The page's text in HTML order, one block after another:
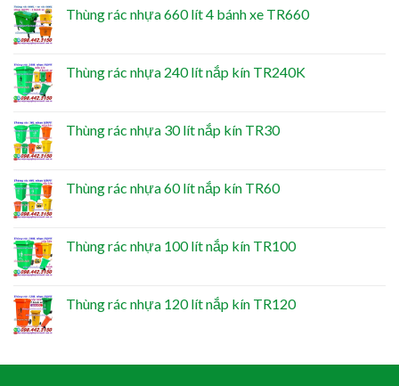
Thùng rác nhựa 660 lít 4 bánh xe TR660
Thùng rác nhựa 240 lít nắp kín TR240K
Thùng rác nhựa 30 lít nắp kín TR30
Thùng rác nhựa 60 lít nắp kín TR60
Thùng rác nhựa 100 lít nắp kín TR100
Thùng rác nhựa 120 lít nắp kín TR120